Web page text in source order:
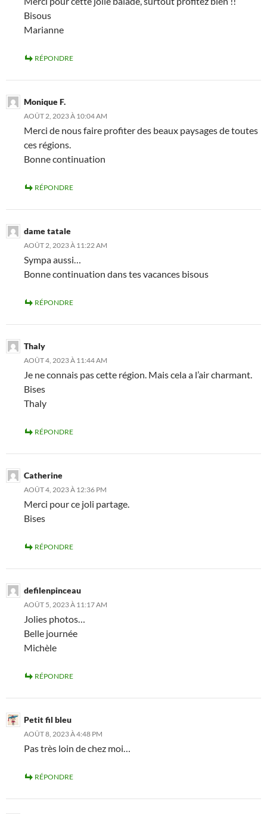
Bisous
Marianne
RÉPONDRE
Monique F.
AOÛT 2, 2023 À 10:04 AM
Merci de nous faire profiter des beaux paysages de toutes
ces régions.
Bonne continuation
RÉPONDRE
dame tatale
AOÛT 2, 2023 À 11:22 AM
Sympa aussi…
Bonne continuation dans tes vacances bisous
RÉPONDRE
Thaly
AOÛT 4, 2023 À 11:44 AM
Je ne connais pas cette région. Mais cela a l’air charmant.
Bises
Thaly
RÉPONDRE
Catherine
AOÛT 4, 2023 À 12:36 PM
Merci pour ce joli partage.
Bises
RÉPONDRE
defilenpinceau
AOÛT 5, 2023 À 11:17 AM
Jolies photos…
Belle journée
Michèle
RÉPONDRE
Petit fil bleu
AOÛT 8, 2023 À 4:48 PM
Pas très loin de chez moi…
RÉPONDRE